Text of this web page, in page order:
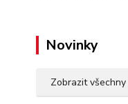
Novinky
Zobrazit